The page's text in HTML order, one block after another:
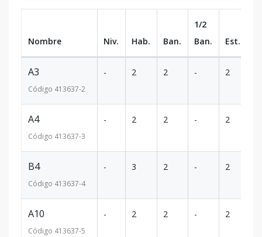
Nombre Niv. Hab. Ban.
1/2
Ban.
Est.
A3
Código 413637-2
- 2 2 - 2
A4
Código 413637-3
- 2 2 - 2
B4
Código 413637-4
- 3 2 - 2
A10
Código 413637-5
- 2 2 - 2